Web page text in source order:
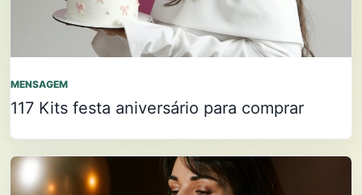
MENSAGEM
117 Kits festa aniversário para comprar